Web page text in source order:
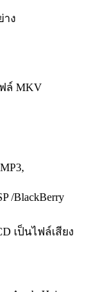
าง
ล์ MKV
/BlackBerry
เป็นไฟล์เสียง